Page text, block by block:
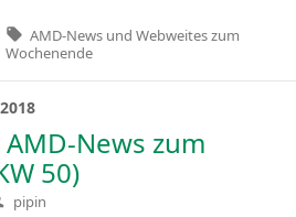
Tags:
AMD-News und Webweites zum
Wochenende
News zum
50)
Verfasst
pipin